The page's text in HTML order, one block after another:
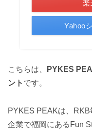
楽
Yahoo
こちらは、
PYKES
ント です。
PYKES PEAKは、
企業で福岡にあるFun